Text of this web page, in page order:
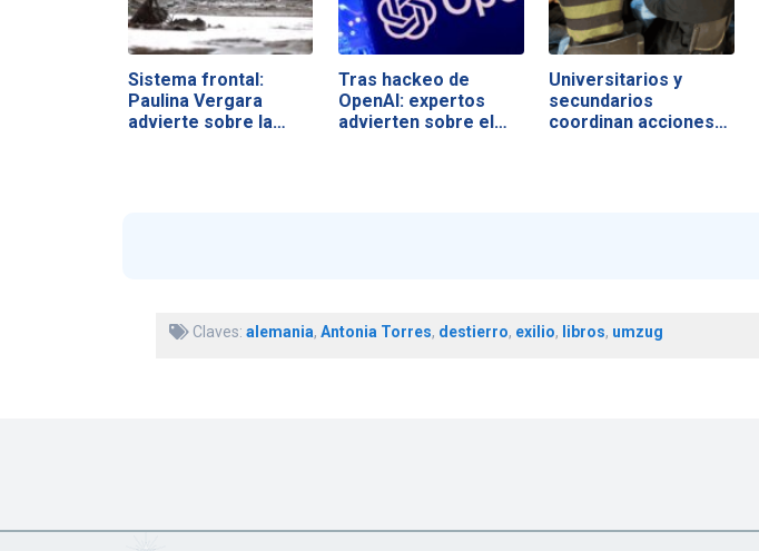
Sistema frontal:
Paulina Vergara
advierte sobre la…
Tras hackeo de
OpenAI: expertos
advierten sobre el…
Universitarios y
secundarios
coordinan acciones…
Claves: alemania, Antonia Torres, destierro, exilio, libros, umzug